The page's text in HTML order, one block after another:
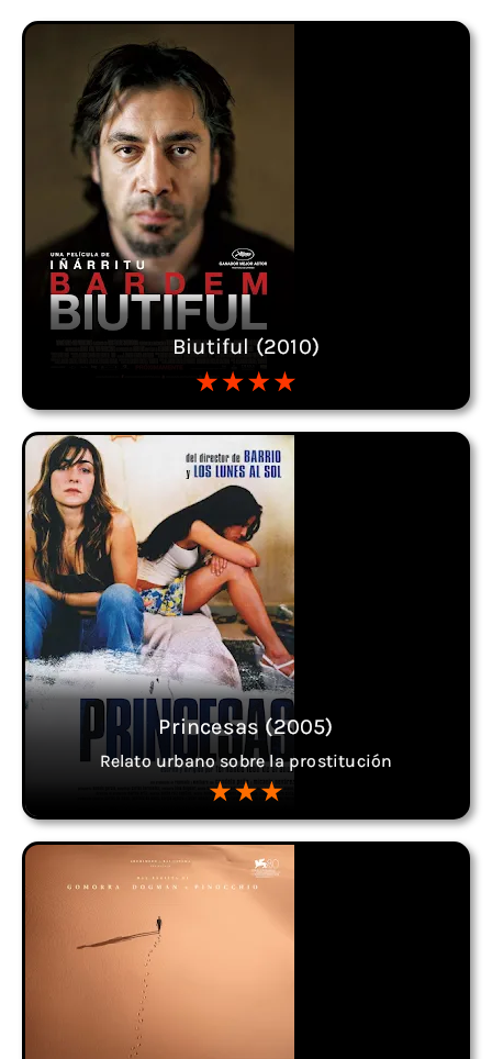
Biutiful (2010)
Princesas (2005)
Relato urbano sobre la prostitución